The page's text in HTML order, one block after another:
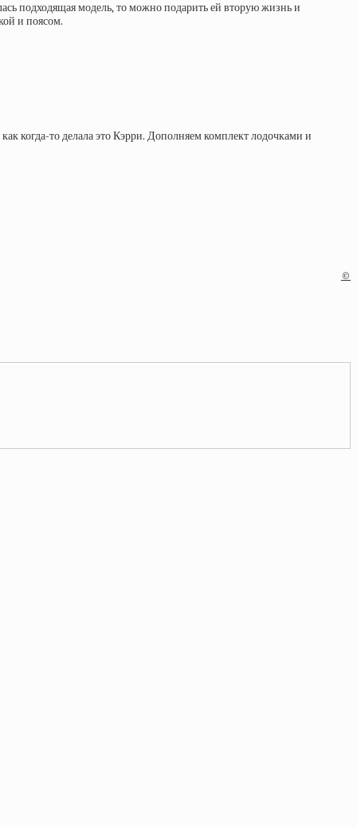
подходящая модель, то можно подарить ей вторую жизнь и
и поясом.
когда-то делала это Кэрри. Дополняем комплект лодочками и
©